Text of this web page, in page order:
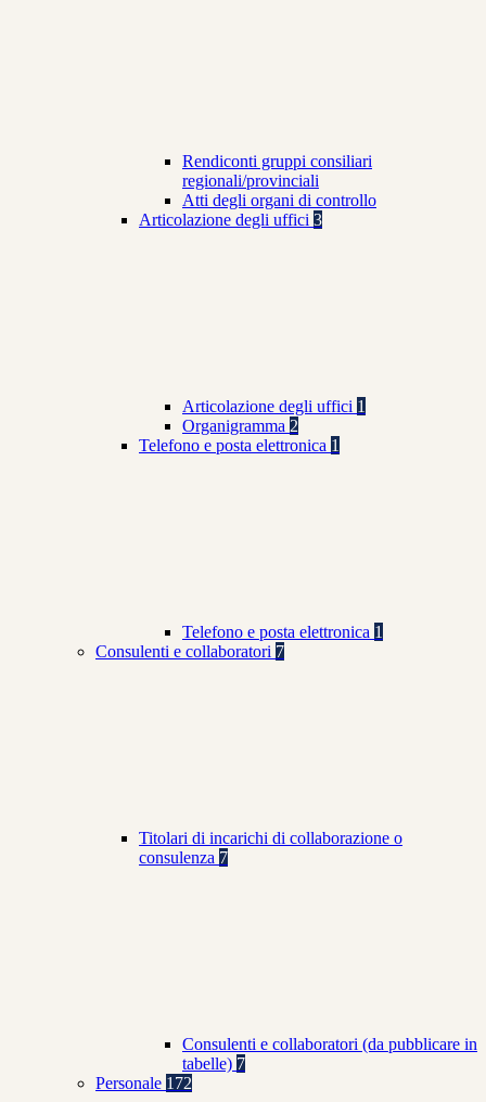
Rendiconti gruppi consiliari
regionali/provinciali
Atti degli organi di controllo
Articolazione degli uffici 3
Articolazione degli uffici 1
Organigramma 2
Telefono e posta elettronica 1
Telefono e posta elettronica 1
Consulenti e collaboratori 7
Titolari di incarichi di collaborazione o
consulenza 7
Consulenti e collaboratori (da pubblicare in
tabelle) 7
Personale 172